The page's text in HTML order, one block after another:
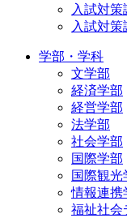
入試対策
入試対策
学部・学科
文学部
経済学部
経営学部
法学部
社会学部
国際学部
国際観光
情報連携
福祉社会